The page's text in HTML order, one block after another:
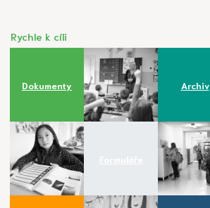
Rychle k cíli
Dokumenty Archiv